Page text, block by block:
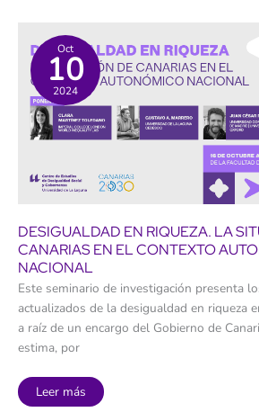
conexión
entre
desarrollo
sostenible
insularidad
Oct
10
2024
DESIGUALDAD EN RIQUEZA. LA
CANARIAS EN EL CONTEXTO
NACIONAL
Este seminario de investigación presenta
actualizados de la desigualdad en riqueza
a raíz de un encargo del Gobierno de
estima, por
Desigualdad
en
Leer más